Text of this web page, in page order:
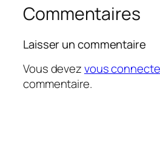
Commentaires
Laisser un commentaire
Vous devezvous
commentaire.